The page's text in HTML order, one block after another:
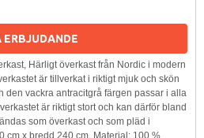
ERBJUDANDE
Härligt överkast från Nordic i modern
är tillverkat i riktigt mjuk och skön
den vackra antracitgrå färgen passar i alla
är riktigt stort och kan därför bland
som överkast och som pläd i